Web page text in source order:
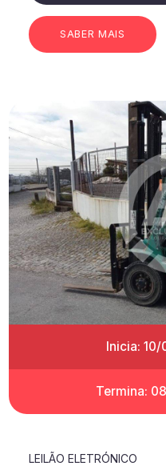
SABER MAIS
Inicia: 10/
Termina:
LEILÃO ELETRÓNICO